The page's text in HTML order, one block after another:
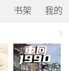
书架 我的